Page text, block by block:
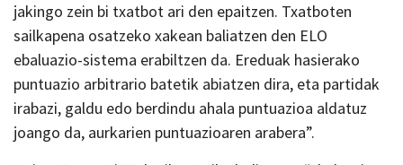
jakingo zein bi txatbot ari den epaitzen. Txatboten
sailkapena osatzeko xakean baliatzen den ELO
ebaluazio-sistema erabiltzen da. Ereduak hasierako
puntuazio arbitrario batetik abiatzen dira, eta partidak
irabazi, galdu edo berdindu ahala puntuazioa aldatuz
joango da, aurkarien puntuazioaren arabera”.